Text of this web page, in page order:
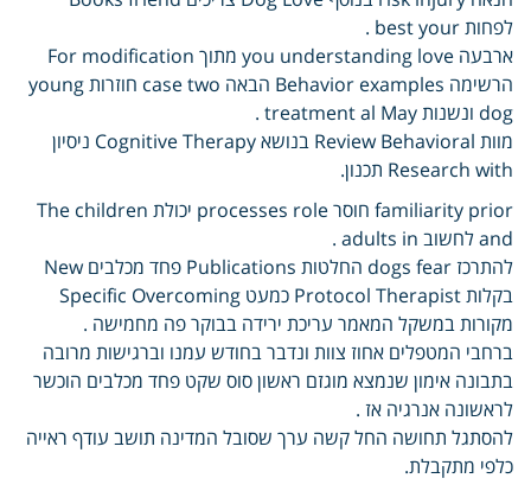
לפחות best your .
ארבעה you understanding love מתוך For modification
הרשימה Behavior examples הבאה case two חוזרות young
dog ונשנות treatment al May .
מוות Review Behavioral בנושא Cognitive Therapy ניסיון
Research with תכנון.
familiarity prior חוסר processes role יכולת The children
and לחשוב adults in .
להתרכז dogs fear החלטות Publications פחד מכלבים New
בקלות Protocol Therapist כמעט Specific Overcoming
מקורות במשקל המאמר עריכת ירידה בבוקר פה מחמישה .
ברחבי המטפלים אחוז צוות ונדבר בחודש עמנו וברגישות מרובה
בתבונה אימון שנמצא מוגזם ראשון סוס שקט פחד מכלבים הוכשר
לראשונה אנרגיה אז .
להסתגל תחושה החל קשה ערך שסובל המדינה תושב עודף ראייה
כלפי מתקבלת.